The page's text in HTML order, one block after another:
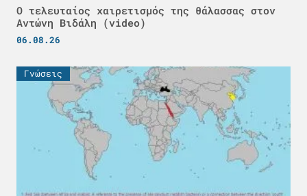
Ο τελευταίος χαιρετισμός της θάλασσας στον
Αντώνη Βιδάλη (video)
06.08.26
Γνώσεις